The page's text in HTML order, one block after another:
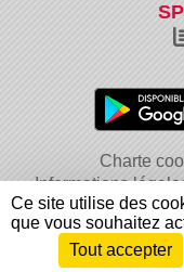
Charte
Informations
Envie de participer ?
Ce site utilise des
que vous souhaitez
Tout accepter